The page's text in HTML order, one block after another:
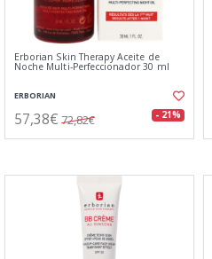
Erborian Skin Therapy Aceite de
Noche Multi-Perfeccionador 30 ml
ERBORIAN
57,38€ 72,82€ - 21%